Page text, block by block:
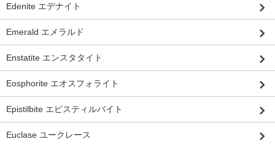
Edenite エデナイト
Emerald エメラルド
Enstatite エンスタタイト
Eosphorite エオスフォライト
Epistilbite エピスティルバイト
Euclase ユークレース